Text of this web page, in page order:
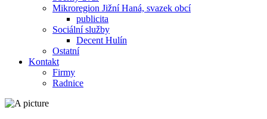
Mikroregion Jižní Haná, svazek obcí
publicita
Sociální služby
Decent Hulín
Ostatní
Kontakt
Firmy
Radnice